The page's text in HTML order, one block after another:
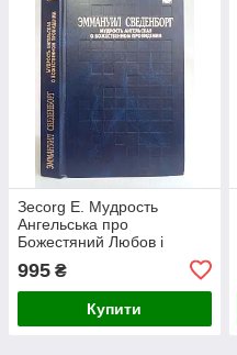
Зecorg Е. Мудрость
Ангельська про
Божестяний Любов і
Божественну мудрість. Б/у.
995 ₴
Купити